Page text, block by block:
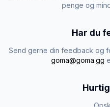
penge og
Har du
Send gerne din feedback og
goma@goma.gg